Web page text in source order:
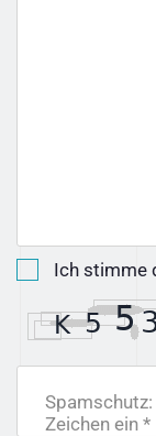
Ich stimme
Zeichen ein *